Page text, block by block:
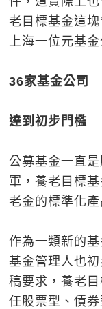
老目標基金這塊
上海一位元基
36家基金公司
達到初步門檻
公募基金一直
軍，養老目標
老金的標準化
作為一類新的
基金管理人也
稿要求，養老
任股票型、債